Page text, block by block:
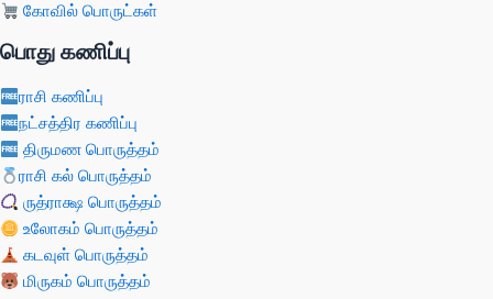
கோவில் பொருட்கள்
பொது கணிப்பு
ராசி கணிப்பு
நட்சத்திர கணிப்பு
திருமண பொருத்தம்
ராசி கல் பொருத்தம்
ருத்ராக்ஷ பொருத்தம்
உலோகம் பொருத்தம்
கடவுள் பொருத்தம்
மிருகம் பொருத்தம்